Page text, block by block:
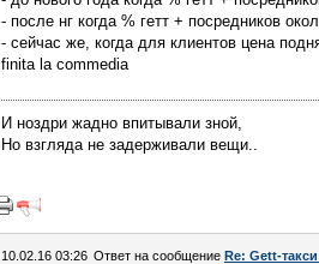
- после нг когда % гетт + посредников
- сейчас же, когда для клиентов цена
finita la commedia
И ноздри жадно впитывали зной,
Но взгляда не задерживали вещи..
10.02.16 03:26 Ответ на сообщение Re: Gett-